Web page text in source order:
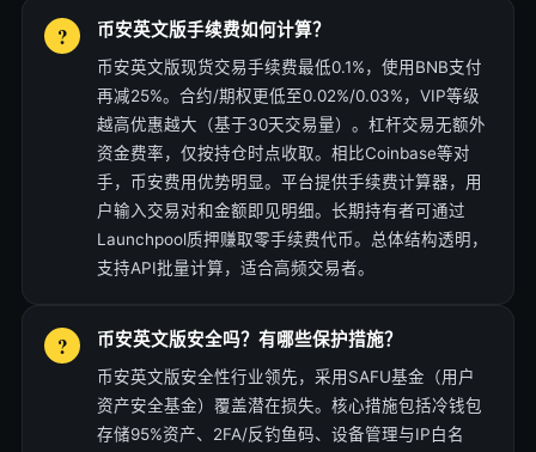
币安英文版手续费如何计算？
币安英文版现货交易手续费最低0.1%，使用BNB支付
再减25%。合约/期权更低至0.02%/0.03%，VIP等级
越高优惠越大（基于30天交易量）。杠杆交易无额外
资金费率，仅按持仓时点收取。相比Coinbase等对
手，币安费用优势明显。平台提供手续费计算器，用
户输入交易对和金额即见明细。长期持有者可通过
Launchpool质押赚取零手续费代币。总体结构透明，
支持API批量计算，适合高频交易者。
币安英文版安全吗？有哪些保护措施？
币安英文版安全性行业领先，采用SAFU基金（用户
资产安全基金）覆盖潜在损失。核心措施包括冷钱包
存储95%资产、2FA/反钓鱼码、设备管理与IP白名